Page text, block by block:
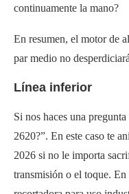
continuamente la mano?
En resumen, el motor de
par medio no
Línea inferior
Si nos haces una
2620?”. En este caso te
2026 si no le importa
transmisión o el toque.